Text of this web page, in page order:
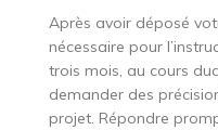
Après avoir déposé
nécessaire pour
trois mois, au cours
demander des
projet. Répondre